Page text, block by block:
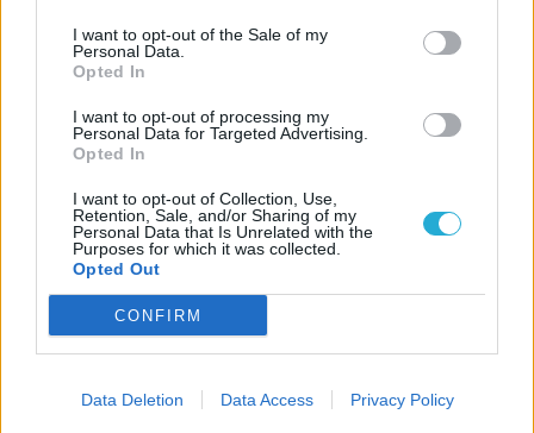
I want to opt-out of the Sale of my
Personal Data.
Opted In
I want to opt-out of processing my
Personal Data for Targeted Advertising.
Opted In
I want to opt-out of Collection, Use,
Retention, Sale, and/or Sharing of my
Personal Data that Is Unrelated with the
Purposes for which it was collected.
Opted Out
CONFIRM
Data Deletion Data Access Privacy Policy
Ubisoft
Fejlesztő:
MEGJELENÉS
2026. június 30.
Egyéb